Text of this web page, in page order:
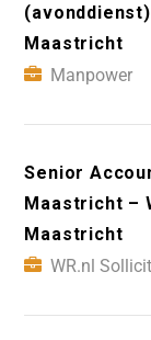
Maastricht
Manpower
Senior
Maastricht –
Maastricht
WR.nl